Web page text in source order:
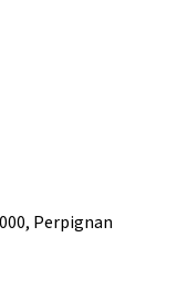
Perpignan